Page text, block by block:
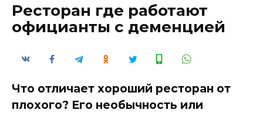
Ресторан где работают
официанты с деменцией
Что отличает хороший ресторан от
плохого? Его необычность или